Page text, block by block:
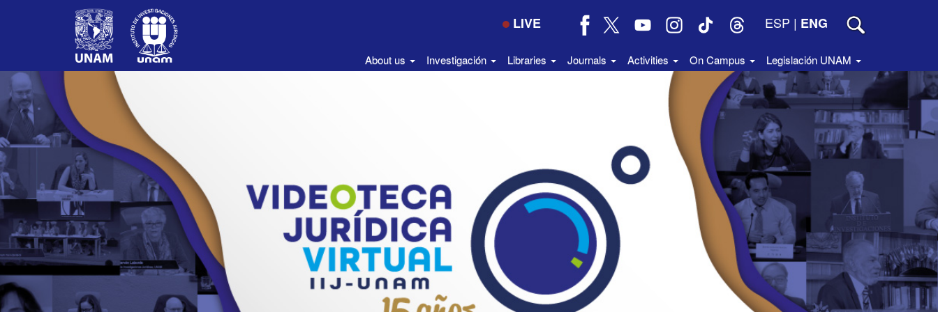
LIVE ESP | ENG
About us Investigación Libraries Journals Activities On Campus Legislación UNAM